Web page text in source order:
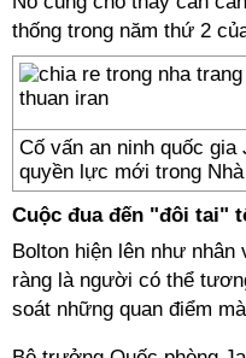
thống trong năm thứ 2
Cố vấn an ninh quốc
quyền lực mới trong
Cuộc đua đến "đôi tai"
Bolton hiện lên như
ràng là người có thể
soát những quan điểm